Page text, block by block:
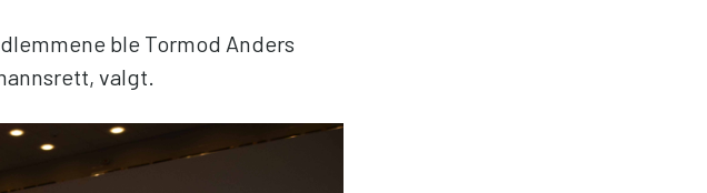
ble Tormod Anders
valgt.